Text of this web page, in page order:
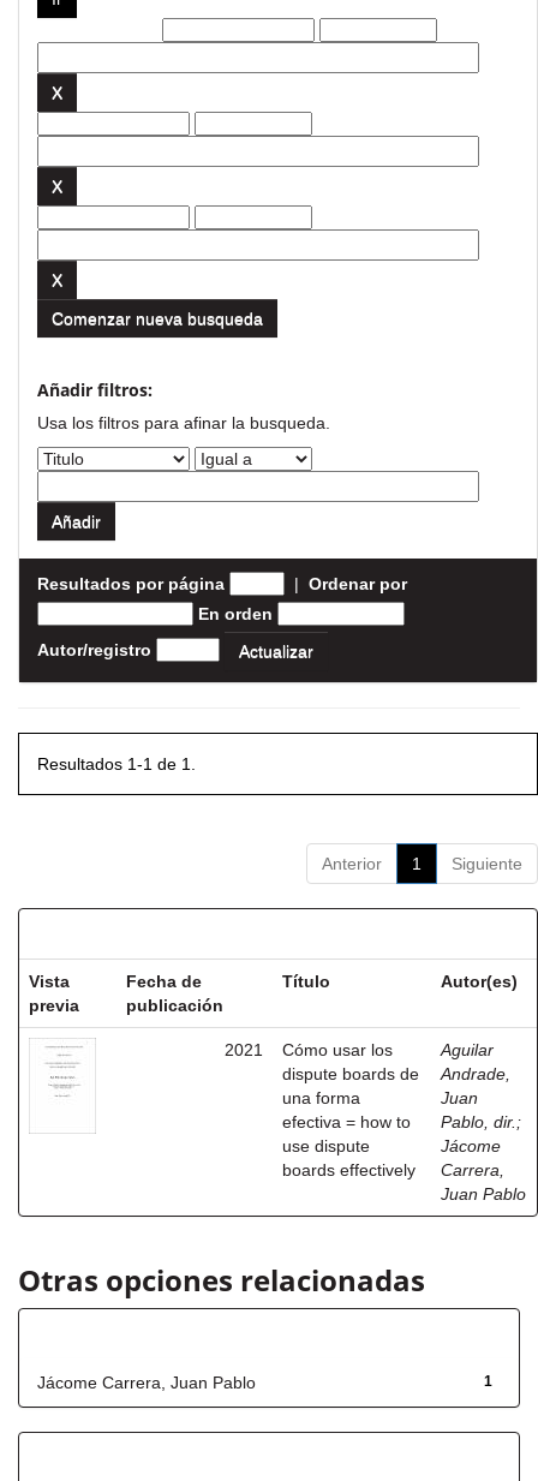
Comenzar nueva busqueda
Añadir filtros:
Usa los filtros para afinar la busqueda.
Resultados por página | Ordenar por
En orden
Autor/registro
Resultados 1-1 de 1.
Anterior 1 Siguiente
Vista
previa
Fecha de
publicación
Título Autor(es)
2021
Cómo usar los
dispute boards de
una forma
efectiva = how to
use dispute
boards effectively
Aguilar
Andrade,
Juan
Pablo, dir. ;
Jácome
Carrera,
Juan Pablo
Otras opciones relacionadas
1
Jácome Carrera, Juan Pablo